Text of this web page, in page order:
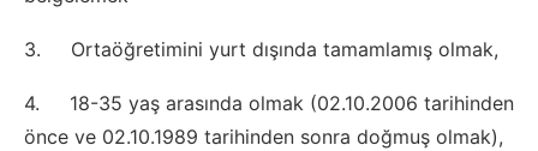
3. Ortaöğretimini yurt dışında tamamlamış olmak,
4. 18-35 yaş arasında olmak (02.10.2006 tarihinden
önce ve 02.10.1989 tarihinden sonra doğmuş olmak),